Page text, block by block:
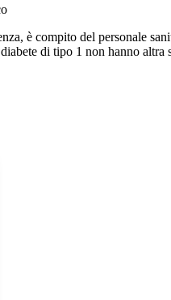
è compito del personale
di tipo 1 non hanno